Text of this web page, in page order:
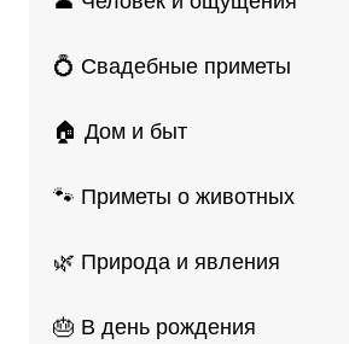
💍 Свадебные приметы
🏠 Дом и быт
🐾 Приметы о животных
🌿 Природа и явления
🎂 В день рождения